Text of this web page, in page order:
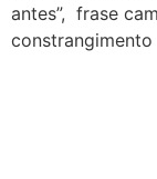
antes”, frase